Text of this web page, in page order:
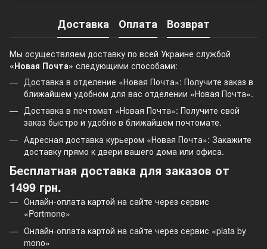
Доставка Оплата Возврат
Мы осуществляем доставку по всей Украине службой
«Новая Почта» следующими способами:
Доставка в отделение «Новая Почта»: Получите заказ в
ближайшем удобном для вас отделении «Новая Почта».
Доставка в почтомат «Новая Почта»: Получите свой
заказ быстро и удобно в ближайшем почтомате.
Адресная доставка курьером «Новая Почта»: Закажите
доставку прямо к двери вашего дома или офиса.
Бесплатная доставка для заказов от
1499 грн.
Онлайн-оплата картой на сайте через сервис
«Portmone»
Онлайн-оплата картой на сайте через сервис «plata by
mono»